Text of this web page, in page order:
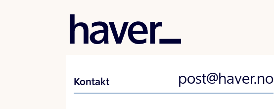
Kontakt post@haver.no